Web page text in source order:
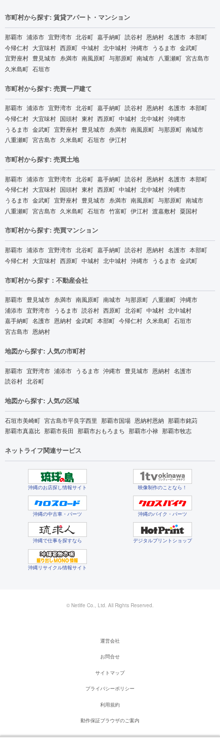
市町村から探す: 賃貸アパート・マンション
那覇市 浦添市 宜野湾市 北谷町 嘉手納町 読谷村 恩納村 名護市 本部町
今帰仁村 大宜味村 西原町 中城村 北中城村 沖縄市 うるま市 金武町
宜野座村 豊見城市 糸満市 南風原町 与那原町 南城市 八重瀬町 宮古島市
久米島町 石垣市
市町村から探す: 売買一戸建て
那覇市 浦添市 宜野湾市 北谷町 嘉手納町 読谷村 恩納村 名護市 本部町
今帰仁村 大宜味村 国頭村 東村 西原町 中城村 北中城村 沖縄市
うるま市 金武町 宜野座村 豊見城市 糸満市 南風原町 与那原町 南城市
八重瀬町 宮古島市 久米島町 石垣市 伊江村
市町村から探す: 売買土地
那覇市 浦添市 宜野湾市 北谷町 嘉手納町 読谷村 恩納村 名護市 本部町
今帰仁村 大宜味村 国頭村 東村 西原町 中城村 北中城村 沖縄市
うるま市 金武町 宜野座村 豊見城市 糸満市 南風原町 与那原町 南城市
八重瀬町 宮古島市 久米島町 石垣市 竹富町 伊江村 渡嘉敷村 粟国村
市町村から探す: 売買マンション
那覇市 浦添市 宜野湾市 北谷町 嘉手納町 読谷村 恩納村 名護市 本部町
今帰仁村 大宜味村 西原町 中城村 北中城村 沖縄市 うるま市 金武町
市町村から探す：不動産会社
那覇市 豊見城市 糸満市 南風原町 南城市 与那原町 八重瀬町 沖縄市
浦添市 宜野湾市 うるま市 読谷村 西原町 北谷町 中城村 北中城村
嘉手納町 名護市 恩納村 金武町 本部町 今帰仁村 久米島町 石垣市
宮古島市 恩納村
地図から探す: 人気の市町村
那覇市 宜野湾市 浦添市 うるま市 沖縄市 豊見城市 恩納村 名護市
読谷村 北谷町
地図から探す: 人気の区域
石垣市美崎町 宮古島市平良字西里 那覇市国場 恩納村恩納 那覇市銘苅
那覇市真嘉比 那覇市長田 那覇市おもろまち 那覇市小禄 那覇市牧志
ネットライフ関連サービス
沖縄のお店探し情報サイト 映像制作のことなら！
沖縄の中古車・パーツ 沖縄のバイク・パーツ
沖縄で仕事を探すなら デジタルプリントショップ
沖縄リサイクル情報サイト
© Netlife Co., Ltd. All Rights Reserved.
運営会社
お問合せ
サイトマップ
プライバシーポリシー
利用規約
動作保証ブラウザのご案内